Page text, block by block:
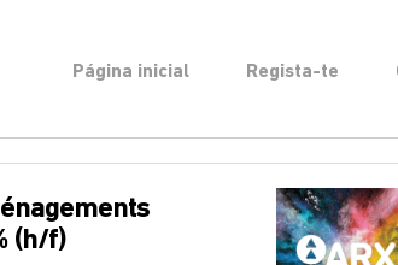
Página inicial Regista-te
(h/f)